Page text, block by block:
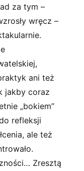
za tym –
wręcz –
ani też
jakby coraz
„bokiem”
refleksji
ale też
Zresztą